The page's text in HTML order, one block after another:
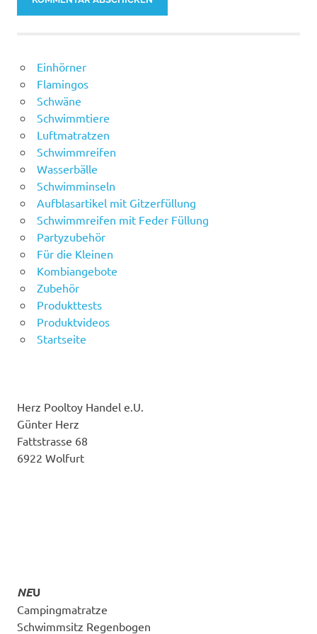
Einhörner
Flamingos
Schwäne
Schwimmtiere
Luftmatratzen
Schwimmreifen
Wasserbälle
Schwimminseln
Aufblasartikel mit Gitzerfüllung
Schwimmreifen mit Feder Füllung
Partyzubehör
Für die Kleinen
Kombiangebote
Zubehör
Produkttests
Produktvideos
Startseite
Herz Pooltoy Handel e.U.
Günter Herz
Fattstrasse 68
6922 Wolfurt
NEU
Campingmatratze
Schwimmsitz Regenbogen